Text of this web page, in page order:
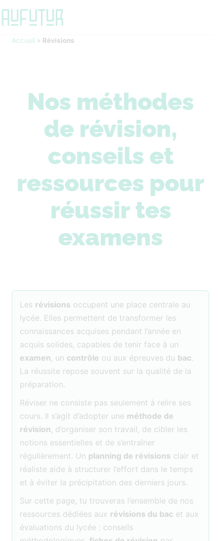
Accueil » Révisions
Nos méthodes
de révision,
conseils et
ressources pour
réussir tes
examens
Les révisions occupent une place centrale au
lycée. Elles permettent de transformer les
connaissances acquises pendant l’année en
acquis solides, capables de tenir face à un
examen, un contrôle ou aux épreuves du bac.
La réussite repose souvent sur la qualité de la
préparation.
Réviser ne consiste pas seulement à relire ses
cours. Il s’agit d’adopter une méthode de
révision, d’organiser son travail, de cibler les
notions essentielles et de s’entraîner
régulièrement. Un planning de révisions clair et
réaliste aide à structurer l’effort dans le temps
et à éviter la précipitation des derniers jours.
Sur cette page, tu trouveras l’ensemble de nos
ressources dédiées aux révisions du bac et aux
évaluations du lycée : conseils